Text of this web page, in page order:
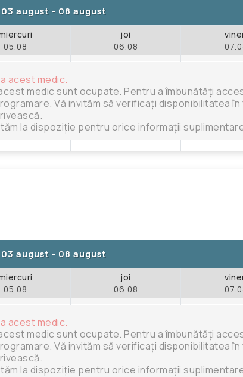
03 august - 08 august
05.08
joi
06.08
acest medic.
medic sunt ocupate. Pentru a îmbunătăți
Vă invităm să verificați disponibilitatea
la dispoziție pentru orice informații
03 august - 08 august
05.08
joi
06.08
acest medic.
medic sunt ocupate. Pentru a îmbunătăți
Vă invităm să verificați disponibilitatea
la dispoziție pentru orice informații